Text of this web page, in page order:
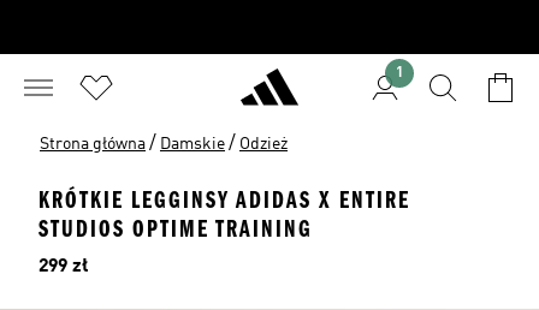
1
Strona główna / Damskie / Odzież
KRÓTKIE LEGGINSY ADIDAS X ENTIRE
STUDIOS OPTIME TRAINING
Cena
299 zł